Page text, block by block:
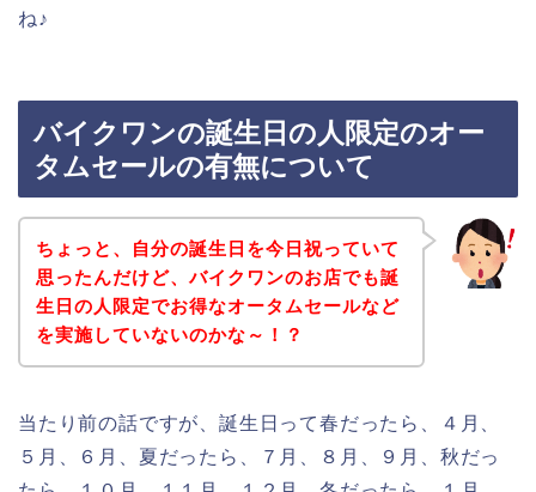
ね♪
バイクワンの誕生日の人限定のオー
タムセールの有無について
ちょっと、自分の誕生日を今日祝っていて
思ったんだけど、バイクワンのお店でも誕
生日の人限定でお得なオータムセールなど
を実施していないのかな～！？
当たり前の話ですが、誕生日って春だったら、４月、
５月、６月、夏だったら、７月、８月、９月、秋だっ